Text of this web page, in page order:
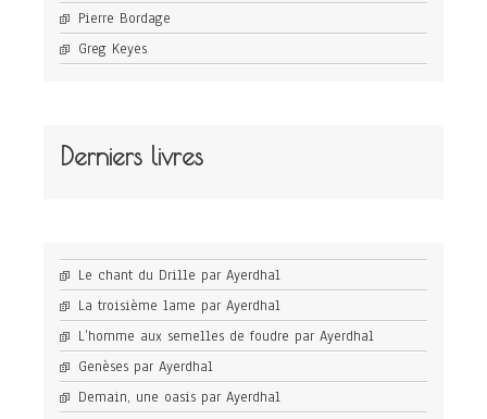
Pierre Bordage
Greg Keyes
Derniers livres
Le chant du Drille par Ayerdhal
La troisième lame par Ayerdhal
L’homme aux semelles de foudre par Ayerdhal
Genèses par Ayerdhal
Demain, une oasis par Ayerdhal